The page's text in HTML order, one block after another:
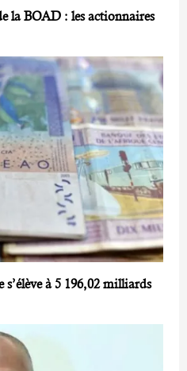
la BOAD : les actionnaires
à 5 196,02 milliards